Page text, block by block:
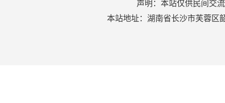
声明：本站仅供民间交
本站地址：湖南省长沙市芙蓉区